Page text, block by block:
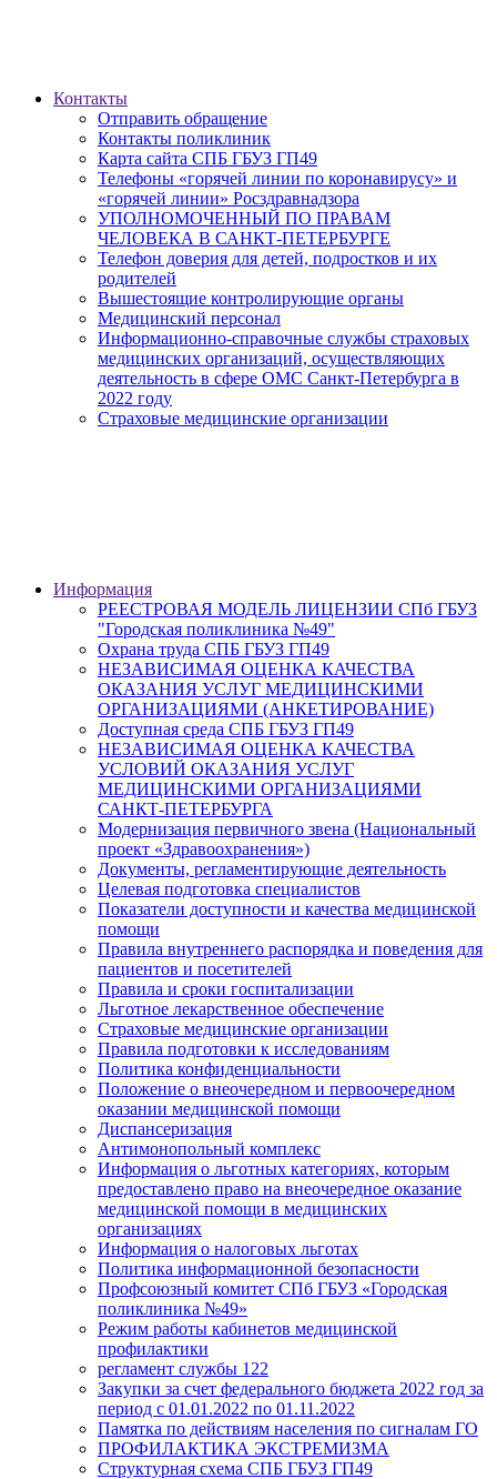
Контакты
Отправить обращение
Контакты поликлиник
Карта сайта СПБ ГБУЗ ГП49
Телефоны «горячей линии по коронавирусу» и
«горячей линии» Росздравнадзора
УПОЛНОМОЧЕННЫЙ ПО ПРАВАМ
ЧЕЛОВЕКА В САНКТ-ПЕТЕРБУРГЕ
Телефон доверия для детей, подростков и их
родителей
Вышестоящие контролирующие органы
Медицинский персонал
Информационно-справочные службы страховых
медицинских организаций, осуществляющих
деятельность в сфере ОМС Санкт-Петербурга в
2022 году
Страховые медицинские организации
Информация
РЕЕСТРОВАЯ МОДЕЛЬ ЛИЦЕНЗИИ СПб ГБУЗ
"Городская поликлиника №49"
Охрана труда СПБ ГБУЗ ГП49
НЕЗАВИСИМАЯ ОЦЕНКА КАЧЕСТВА
ОКАЗАНИЯ УСЛУГ МЕДИЦИНСКИМИ
ОРГАНИЗАЦИЯМИ (АНКЕТИРОВАНИЕ)
Доступная среда СПБ ГБУЗ ГП49
НЕЗАВИСИМАЯ ОЦЕНКА КАЧЕСТВА
УСЛОВИЙ ОКАЗАНИЯ УСЛУГ
МЕДИЦИНСКИМИ ОРГАНИЗАЦИЯМИ
САНКТ-ПЕТЕРБУРГА
Модернизация первичного звена (Национальный
проект «Здравоохранения»)
Документы, регламентирующие деятельность
Целевая подготовка специалистов
Показатели доступности и качества медицинской
помощи
Правила внутреннего распорядка и поведения для
пациентов и посетителей
Правила и сроки госпитализации
Льготное лекарственное обеспечение
Страховые медицинские организации
Правила подготовки к исследованиям
Политика конфиденциальности
Положение о внеочередном и первоочередном
оказании медицинской помощи
Диспансеризация
Антимонопольный комплекс
Информация о льготных категориях, которым
предоставлено право на внеочередное оказание
медицинской помощи в медицинских
организациях
Информация о налоговых льготах
Политика информационной безопасности
Профсоюзный комитет СПб ГБУЗ «Городская
поликлиника №49»
Режим работы кабинетов медицинской
профилактики
регламент службы 122
Закупки за счет федерального бюджета 2022 год за
период с 01.01.2022 по 01.11.2022
Памятка по действиям населения по сигналам ГО
ПРОФИЛАКТИКА ЭКСТРЕМИЗМА
Структурная схема СПБ ГБУЗ ГП49